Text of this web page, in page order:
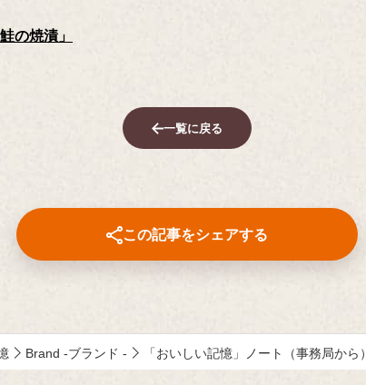
の焼漬」
一覧に戻る
この記事をシェアする
Brand -ブランド - 「おいしい記憶」ノート（事務局から）